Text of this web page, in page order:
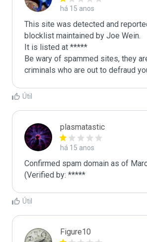
há 15 anos
This site was detected and
blocklist maintained by Joe Wein.
It is listed at *****
Be wary of spammed sites, they
criminals who are out to defraud
Útil
plasmatastic
há 15 anos
Confirmed spam domain as of
(Verified by: *****
Útil
Figure10